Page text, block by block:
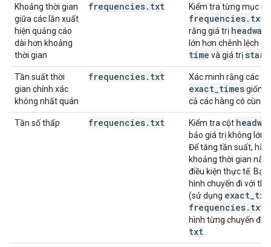
Khoảng thời gian
giữa các lần xuất
hiện quảng cáo
dài hơn khoảng
thời gian
frequencies. txt Kiểm tra từng mục
frequencies. txt
rằng giá trị headway
lớn hơn chênh lệch
time và giá trị start
Tần suất thời
gian chính xác
không nhất quán
frequencies. txt Xác minh rằng các
exact timesgiống
cả các hàng có cùng
Tần số thấp frequencies. txt Kiểm tra cột headway
bảo giá trị không lớn
Để tăng tần suất, hãy
khoảng thời gian này
điều kiện thực tế.
hình chuyến đi với
(sử dụng exact
frequencies. txt
hình từng chuyến đi
txt